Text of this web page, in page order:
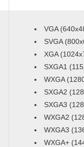
VGA
SVGA
XGA
SXGA1
WXGA
SXGA2
SXGA3
WXGA2
WXGA3
WXGA+